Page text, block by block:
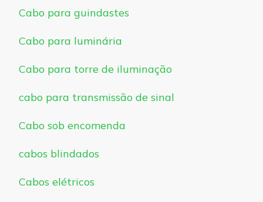
Cabo para guindastes
Cabo para luminária
Cabo para torre de iluminação
cabo para transmissão de sinal
Cabo sob encomenda
cabos blindados
Cabos elétricos